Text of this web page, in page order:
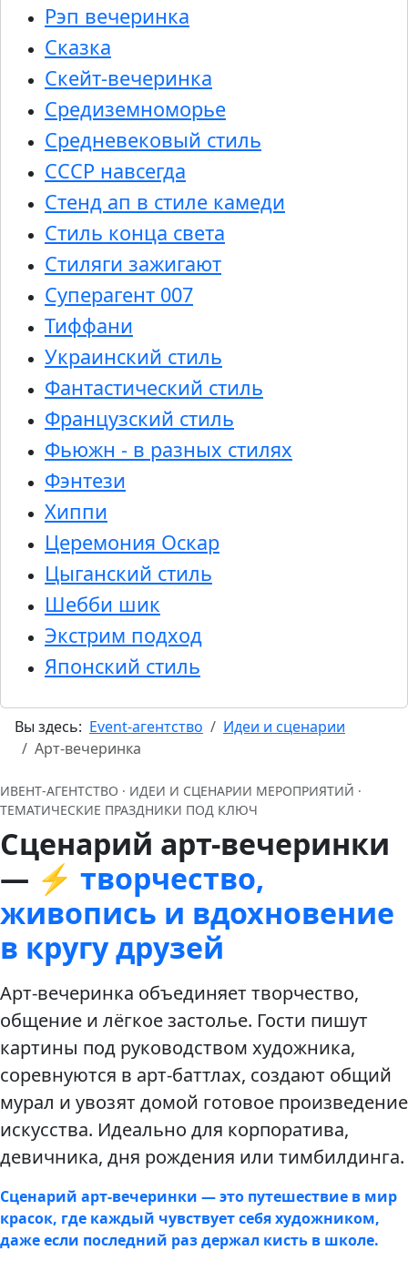
Рэп вечеринка
Сказка
Скейт-вечеринка
Средиземноморье
Средневековый стиль
СССР навсегда
Стенд ап в стиле камеди
Стиль конца света
Стиляги зажигают
Суперагент 007
Тиффани
Украинский стиль
Фантастический стиль
Французский стиль
Фьюжн - в разных стилях
Фэнтези
Хиппи
Церемония Оскар
Цыганский стиль
Шебби шик
Экстрим подход
Японский стиль
Вы здесь: Event-агентство
Идеи и сценарии
Арт-вечеринка
ИВЕНТ‑АГЕНТСТВО · ИДЕИ И СЦЕНАРИИ МЕРОПРИЯТИЙ ·
ТЕМАТИЧЕСКИЕ ПРАЗДНИКИ ПОД КЛЮЧ
Сценарий арт-вечеринки
— ⚡ творчество,
живопись и вдохновение
в кругу друзей
Арт-вечеринка объединяет творчество,
общение и лёгкое застолье. Гости пишут
картины под руководством художника,
соревнуются в арт-баттлах, создают общий
мурал и увозят домой готовое произведение
искусства. Идеально для корпоратива,
девичника, дня рождения или тимбилдинга.
Сценарий арт-вечеринки — это путешествие в мир
красок, где каждый чувствует себя художником,
даже если последний раз держал кисть в школе.